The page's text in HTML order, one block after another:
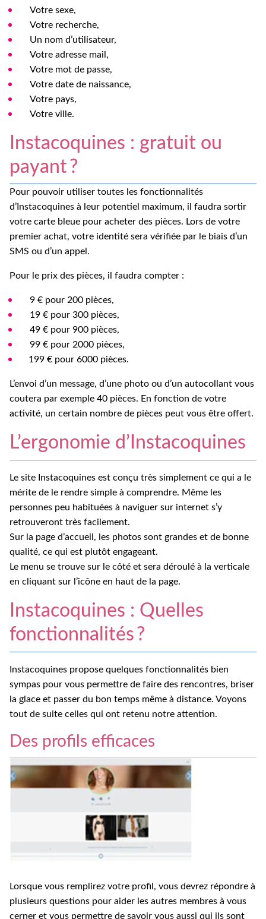
Votre sexe,
Votre recherche,
Un nom d’utilisateur,
Votre adresse mail,
Votre mot de passe,
Votre date de naissance,
Votre pays,
Votre ville.
Instacoquines : gratuit ou
payant ?
Pour pouvoir utiliser toutes les fonctionnalités
d’Instacoquines à leur potentiel maximum, il faudra sortir
votre carte bleue pour acheter des pièces. Lors de votre
premier achat, votre identité sera vérifiée par le biais d’un
SMS ou d’un appel.
Pour le prix des pièces, il faudra compter :
9 € pour 200 pièces,
19 € pour 300 pièces,
49 € pour 900 pièces,
99 € pour 2000 pièces,
199 € pour 6000 pièces.
L’envoi d’un message, d’une photo ou d’un autocollant vous
coutera par exemple 40 pièces. En fonction de votre
activité, un certain nombre de pièces peut vous être offert.
L’ergonomie d’Instacoquines
Le site Instacoquines est conçu très simplement ce qui a le
mérite de le rendre simple à comprendre. Même les
personnes peu habituées à naviguer sur internet s’y
retrouveront très facilement.
Sur la page d’accueil, les photos sont grandes et de bonne
qualité, ce qui est plutôt engageant.
Le menu se trouve sur le côté et sera déroulé à la verticale
en cliquant sur l’icône en haut de la page.
Instacoquines : Quelles
fonctionnalités ?
Instacoquines propose quelques fonctionnalités bien
sympas pour vous permettre de faire des rencontres, briser
la glace et passer du bon temps même à distance. Voyons
tout de suite celles qui ont retenu notre attention.
Des profils efficaces
Lorsque vous remplirez votre profil, vous devrez répondre à
plusieurs questions pour aider les autres membres à vous
cerner et vous permettre de savoir vous aussi qui ils sont